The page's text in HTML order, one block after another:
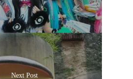
Next Post